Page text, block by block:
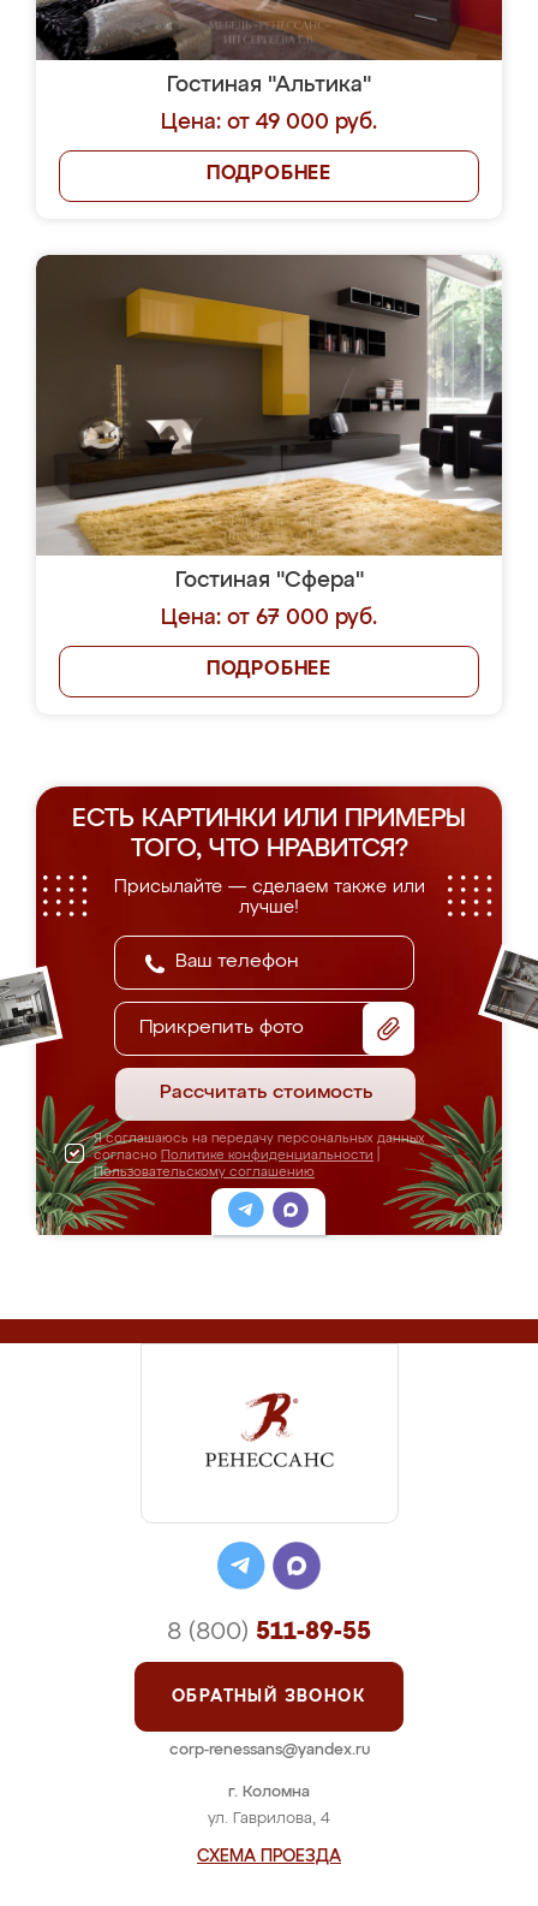
Гостиная "Альтика"
Цена: от 49 000 руб.
ПОДРОБНЕЕ
Гостиная "Сфера"
Цена: от 67 000 руб.
ПОДРОБНЕЕ
ЕСТЬ КАРТИНКИ ИЛИ ПРИМЕРЫ
ТОГО, ЧТО НРАВИТСЯ?
Присылайте — сделаем также или
лучше!
Прикрепить фото
Рассчитать стоимость
Я соглашаюсь на передачу персональных данных
согласно Политике конфиденциальности
Пользовательскому соглашению
г. Коломна
ул. Гаврилова, 4
СХЕМА ПРОЕЗДА
8 (800) 511-89-55
ОБРАТНЫЙ ЗВОНОК
corp-renessans@yandex.ru